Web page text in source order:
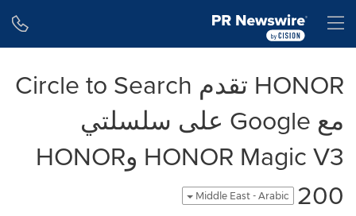
HONOR تقدم Circle to Search
مع Google على سلسلتي
HONOR Magic V3 وHONOR
200
Middle East - Arabic